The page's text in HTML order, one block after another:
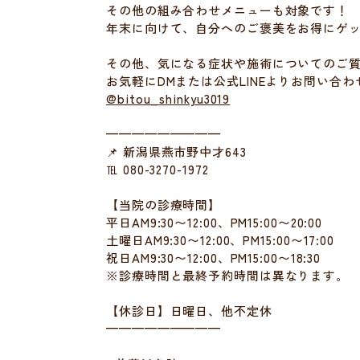
その他の組み合わせメニューも対象です！
年末に向けて、自分へのご褒美をお得にゲ
その他、気になる症状や施術についてのご
お気軽にDMまたは公式LINEよりお問い合わ
@bitou_shinkyu3019
—————————
📌 新潟県燕市野中才643
℡ 080-3270-1972
【当院の診療時間】
平日AM9:30〜12:00、PM15:00〜20:00
土曜日AM9:30〜12:00、PM15:00〜17:00
祝日AM9:30〜12:00、PM15:00〜18:30
※診療時間と最終予約時間は異なります。
【休診日】日曜日、他不定休
—————————